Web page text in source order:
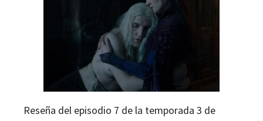
Reseña del episodio 7 de la temporada 3 de